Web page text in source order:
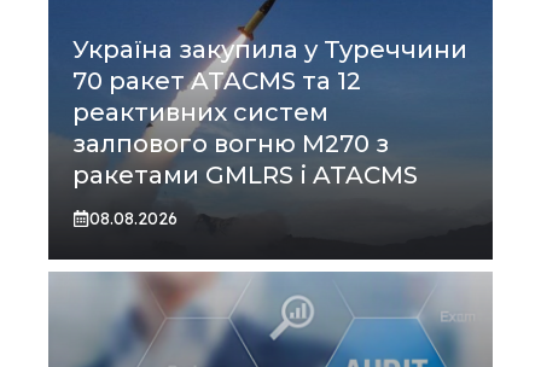
Україна закупила у Туреччини
70 ракет ATACMS та 12
реактивних систем
залпового вогню M270 з
ракетами GMLRS і ATACMS
08.08.2026